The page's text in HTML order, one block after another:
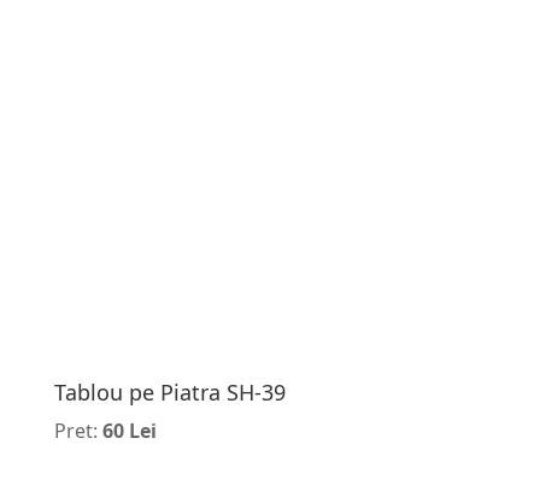
Tablou pe Piatra SH-39
Pret: 60 Lei